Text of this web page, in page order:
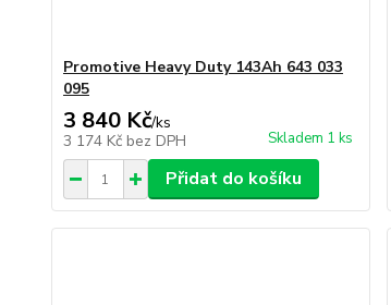
Promotive Heavy Duty 143Ah 643 033
095
3 840 Kč/ks
3 174 Kč bez DPH Skladem 1 ks
Přidat do košíku